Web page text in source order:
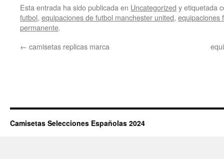
Esta entrada ha sido publicada en Uncategorized y etiquetada
futbol, equipaciones de futbol manchester united, equipaciones
permanente.
← camisetas replicas marca
Camisetas Selecciones Españolas 2024